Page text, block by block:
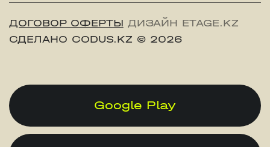
ДОГОВОР ОФЕРТЫ ДИЗАЙН ETAGE.KZ
СДЕЛАНО CODUS.KZ © 2026
Google Play